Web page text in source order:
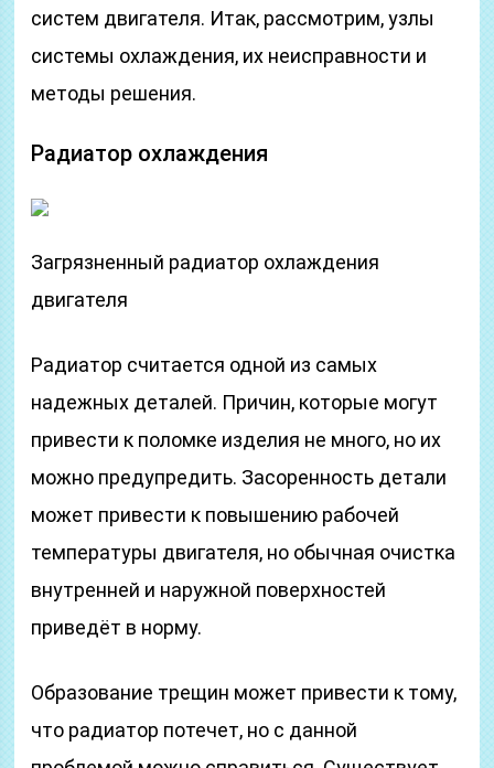
систем двигателя. Итак, рассмотрим, узлы
системы охлаждения, их неисправности и
методы решения.
Радиатор охлаждения
Загрязненный радиатор охлаждения
двигателя
Радиатор считается одной из самых
надежных деталей. Причин, которые могут
привести к поломке изделия не много, но их
можно предупредить. Засоренность детали
может привести к повышению рабочей
температуры двигателя, но обычная очистка
внутренней и наружной поверхностей
приведёт в норму.
Образование трещин может привести к тому,
что радиатор потечет, но с данной